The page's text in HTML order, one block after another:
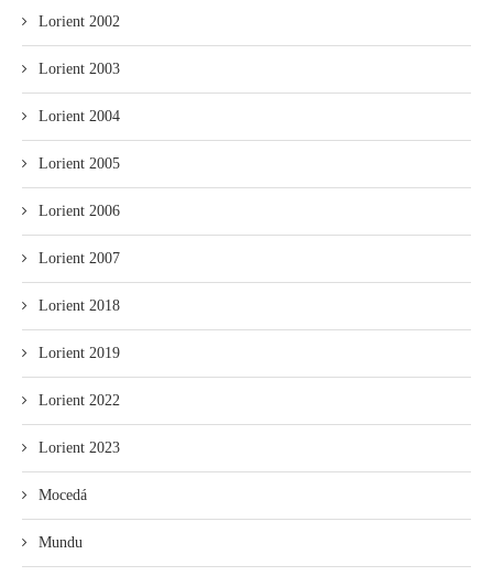
Lorient 2002
Lorient 2003
Lorient 2004
Lorient 2005
Lorient 2006
Lorient 2007
Lorient 2018
Lorient 2019
Lorient 2022
Lorient 2023
Mocedá
Mundu